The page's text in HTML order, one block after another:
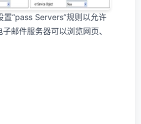
置“pass Servers”规则以允许
邮件服务器可以浏览网页、